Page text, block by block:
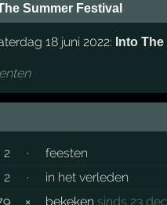
Summer Festival
18 juni 2022: Into
2 ·
feesten
2
·
in het verleden
× bekeken sinds 23